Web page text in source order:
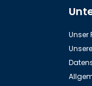
Unser